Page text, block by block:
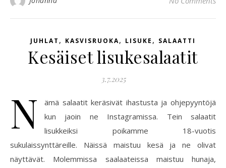
JUHLAT , KASVISRUOKA, LISUKE , SALAATTI
Kesäiset lisukesalaatit
3.7.2025
N
ämä salaatit keräsivät ihastusta ja ohjepyyntöjä
kun jaoin ne Instagramissa. Tein salaatit
lisukkeiksi poikamme 18-vuotis
sukulaissynttäreille. Näissä maistuu kesä ja ne olivat
näyttävät. Molemmissa saalaateissa maistuu hunaja,